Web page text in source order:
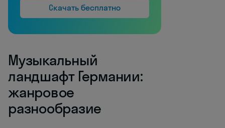
Скачать бесплатно
Музыкальный
ландшафт Германии:
жанровое
разнообразие